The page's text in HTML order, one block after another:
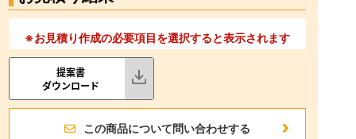
※お見積り作成の必要項目を選択すると表示されます
提案書
ダウンロード
この商品について問い合わせする